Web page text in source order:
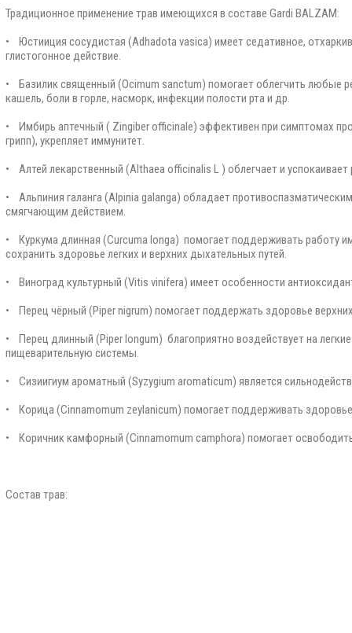
Традиционное применение трав имеющихся в составе Gardi BALZAM:
• Юстииция сосудистая (Adhadota vasica) имеет седативное,
глистогонное действие.
• Базилик священный (Ocimum sanctum) помогает облегчить любые
кашель, боли в горле, насморк, инфекции полости рта и др.
• Имбирь аптечный ( Zingiber officinale) эффективен при симптомах
грипп), укрепляет иммунитет.
• Алтей лекарственный (Althaea officinalis L ) облегчает и успокаивает
• Альпиния галанга (Alpinia galanga) обладает
смягчающим действием.
• Куркума длинная (Curcuma longa) помогает поддерживать работу
сохранить здоровье легких и верхних дыхательных путей.
• Виноград культурный (Vitis vinifera) имеет особенности
• Перец чёрный (Piper nigrum) помогает поддержать здоровье
• Перец длинный (Piper longum) благоприятно воздействует на
пищеварительную системы.
• Сизиигиум ароматный (Syzygium aromaticum) является
• Корица (Cinnamomum zeylanicum) помогает поддерживать
• Коричник камфорный (Cinnamomum camphora) помогает
Состав трав: